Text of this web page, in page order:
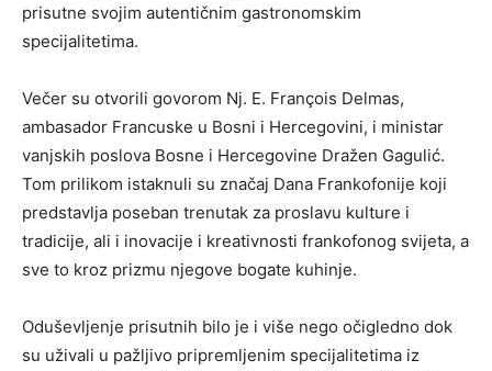
prisutne svojim autentičnim gastronomskim
specijalitetima.
Večer su otvorili govorom Nj. E. François Delmas,
ambasador Francuske u Bosni i Hercegovini, i ministar
vanjskih poslova Bosne i Hercegovine Dražen Gagulić.
Tom prilikom istaknuli su značaj Dana Frankofonije koji
predstavlja poseban trenutak za proslavu kulture i
tradicije, ali i inovacije i kreativnosti frankofonog svijeta, a
sve to kroz prizmu njegove bogate kuhinje.
Oduševljenje prisutnih bilo je i više nego očigledno dok
su uživali u pažljivo pripremljenim specijalitetima iz